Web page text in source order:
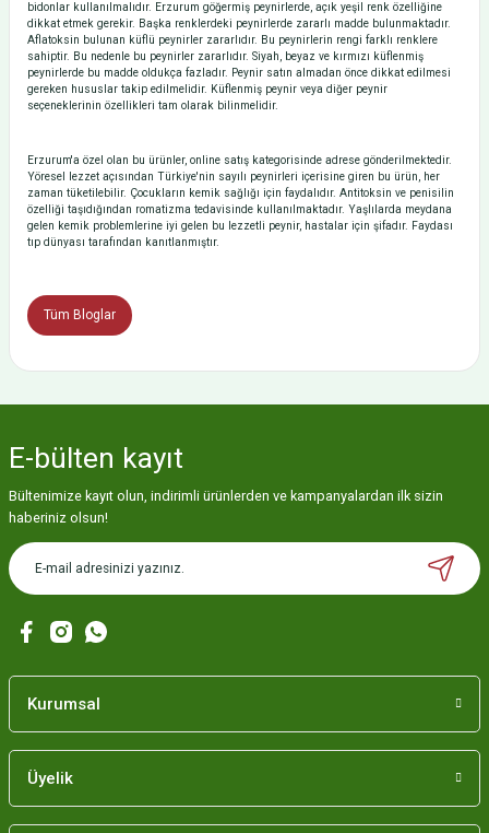
bidonlar kullanılmalıdır. Erzurum göğermiş peynirlerde, açık yeşil renk özelliğine
dikkat etmek gerekir. Başka renklerdeki peynirlerde zararlı madde bulunmaktadır.
Aflatoksin bulunan küflü peynirler zararlıdır. Bu peynirlerin rengi farklı renklere
sahiptir. Bu nedenle bu peynirler zararlıdır. Siyah, beyaz ve kırmızı küflenmiş
peynirlerde bu madde oldukça fazladır. Peynir satın almadan önce dikkat edilmesi
gereken hususlar takip edilmelidir. Küflenmiş peynir veya diğer peynir
seçeneklerinin özellikleri tam olarak bilinmelidir.
Erzurum'a özel olan bu ürünler, online satış kategorisinde adrese gönderilmektedir.
Yöresel lezzet açısından Türkiye'nin sayılı peynirleri içerisine giren bu ürün, her
zaman tüketilebilir. Çocukların kemik sağlığı için faydalıdır. Antitoksin ve penisilin
özelliği taşıdığından romatizma tedavisinde kullanılmaktadır. Yaşlılarda meydana
gelen kemik problemlerine iyi gelen bu lezzetli peynir, hastalar için şifadır. Faydası
tıp dünyası tarafından kanıtlanmıştır.
Tüm Bloglar
E-bülten kayıt
Bültenimize kayıt olun, indirimli ürünlerden ve kampanyalardan ilk sizin
haberiniz olsun!
Kurumsal
Üyelik